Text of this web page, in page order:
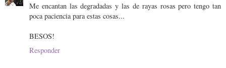
Me encantan las degradadas y las de rayas rosas pero tengo tan
poca paciencia para estas cosas...
BESOS!
Responder